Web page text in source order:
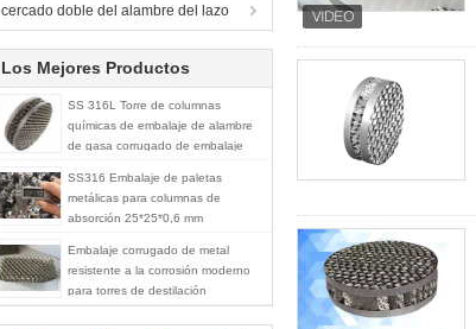
cercado doble del alambre del lazo
Los Mejores Productos
SS 316L Torre de columnas
químicas de embalaje de alambre
de gasa corrugado de embalaje
SS316 Embalaje de paletas
metálicas para columnas de
absorción 25*25*0,6 mm
Embalaje corrugado de metal
resistente a la corrosión moderno
para torres de destilación